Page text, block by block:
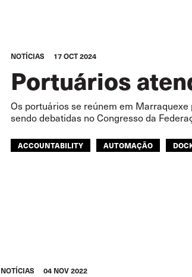
NOTÍCIAS 17 OCT 2024
Portuários
Os portuários se reúnem em
sendo debatidas no Congresso da
ACCOUNTABILITY AUTOMAÇÃO
NOTÍCIAS 04 NOV 2022